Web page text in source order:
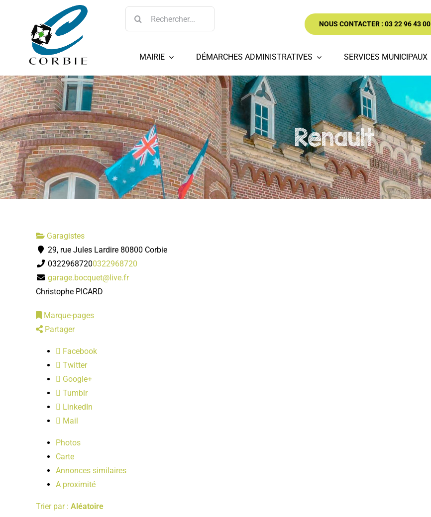
Rechercher:
NOUS CONTACTER : 03 22 96 43 00
MAIRIE DÉMARCHES ADMINISTRATIVES SERVICES MUNICIPAUX
Renault
Garagistes
29, rue Jules Lardire 80800 Corbie
03229687200322968720
garage.bocquet@live.fr
Christophe PICARD
Marque-pages
Partager
Facebook
Twitter
Google+
Tumblr
LinkedIn
Mail
Photos
Carte
Annonces similaires
A proximité
Trier par : Aléatoire